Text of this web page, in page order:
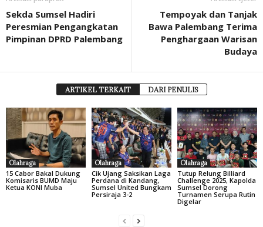
Sekda Sumsel Hadiri
Peresmian Pengangkatan
Pimpinan DPRD Palembang
Tempoyak dan Tanjak
Bawa Palembang Terima
Penghargaan Warisan
Budaya
ARTIKEL TERKAIT DARI PENULIS
Olahraga
15 Cabor Bakal Dukung
Komisaris BUMD Maju
Ketua KONI Muba
Olahraga
Cik Ujang Saksikan Laga
Perdana di Kandang,
Sumsel United Bungkam
Persiraja 3-2
Olahraga
Tutup Relung Billiard
Challenge 2025, Kapolda
Sumsel Dorong
Turnamen Serupa Rutin
Digelar